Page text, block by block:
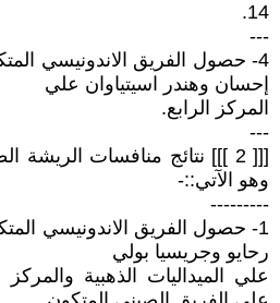
14.
---
4- حصول الفريق الاندونيسي
إحسان وهندر اسيتياوان علي
المركز الرابع.
---
[[[ 2 ]]] نتائج منافسات الريشة
وهو الآتي::-
---------
1- حصول الفريق الاندونيسي
رحايو وجريسيا بولي
علي الميداليات الذهبية